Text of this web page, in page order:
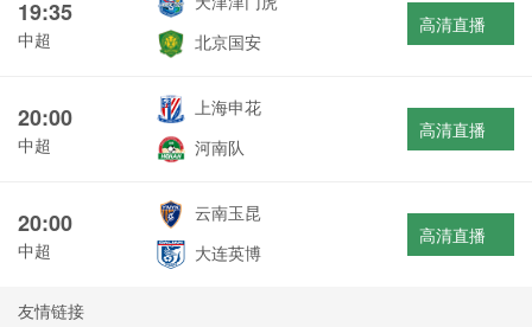
19:35
中超
北京国安
高清直播
20:00
中超
上海申花
河南队
高清直播
20:00
中超
云南玉昆
大连英博
高清直播
友情链接